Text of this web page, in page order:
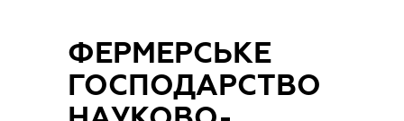
ФЕРМЕРСЬКЕ
ГОСПОДАРСТВО